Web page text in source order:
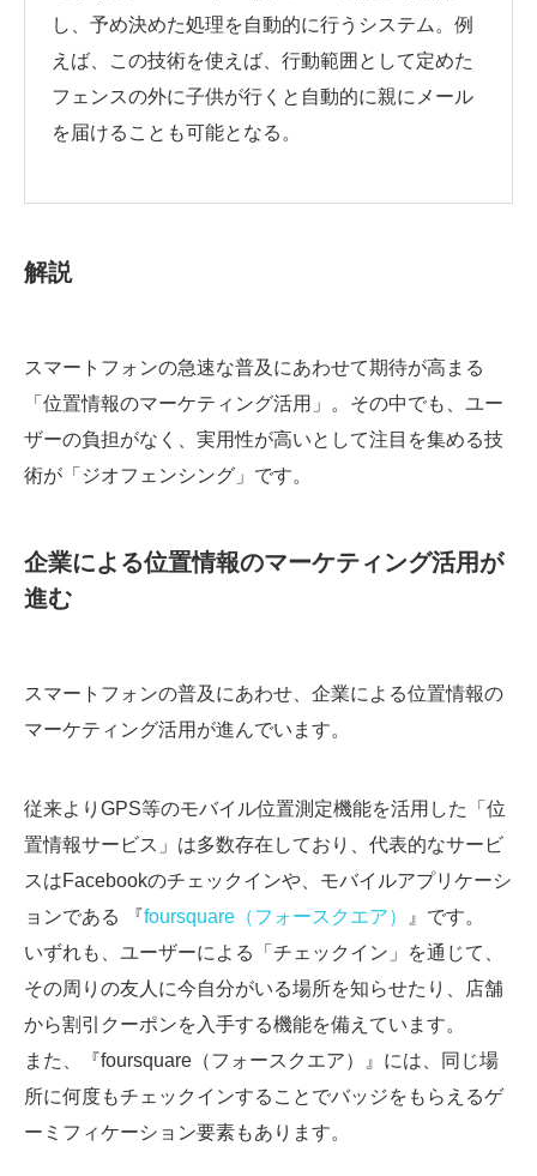
し、予め決めた処理を自動的に行うシステム。例
えば、この技術を使えば、行動範囲として定めた
フェンスの外に子供が行くと自動的に親にメール
を届けることも可能となる。
解説
スマートフォンの急速な普及にあわせて期待が高まる
「位置情報のマーケティング活用」。その中でも、ユー
ザーの負担がなく、実用性が高いとして注目を集める技
術が「ジオフェンシング」です。
企業による位置情報のマーケティング活用が
進む
スマートフォンの普及にあわせ、企業による位置情報の
マーケティング活用が進んでいます。
従来よりGPS等のモバイル位置測定機能を活用した「位
置情報サービス」は多数存在しており、代表的なサービ
スはFacebookのチェックインや、モバイルアプリケーシ
ョンである 『foursquare（フォースクエア）
』です。
いずれも、ユーザーによる「チェックイン」を通じて、
その周りの友人に今自分がいる場所を知らせたり、店舗
から割引クーポンを入手する機能を備えています。
また、『foursquare（フォースクエア）』には、同じ場
所に何度もチェックインすることでバッジをもらえるゲ
ーミフィケーション要素もあります。